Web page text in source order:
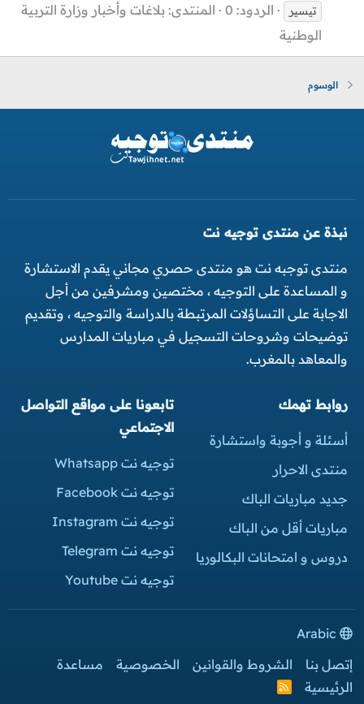
تيسير
الردود: 0 المنتدى: بلاغات وأخبار وزارة التربية
الوطنية
الوسوم
نبذة عن منتدى توجيه نت
منتدى توجبه نت هو منتدى حصري مجاني يقدم الاستشارة
و المساعدة على التوجيه ، مختصين ومشرفين من أجل
الاجابة على التساؤلات المرتبطة بالدراسة والتوجيه ، وتقديم
توضيحات وشروحات التسجيل في مباريات المدارس
والمعاهد بالمغرب.
روابط تهمك
أسئلة و أجوبة واستشارة
منتدى الاحرار
جديد مباريات الباك
مباريات أقل من الباك
دروس و امتحانات البكالوريا
تابعونا على مواقع التواصل
الاجتماعي
توجيه نت Whatsapp
توجيه نت Facebook
توجيه نت Instagram
توجيه نت Telegram
توجيه نت Youtube
إتصل بنا
الشروط والقوانين الخصوصية
مساعدة
الرئيسية
R